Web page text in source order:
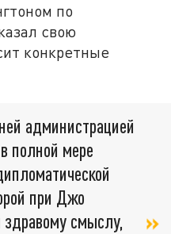
по
свою
конкретные
администрацией
полной мере
при Джо
здравому смыслу,